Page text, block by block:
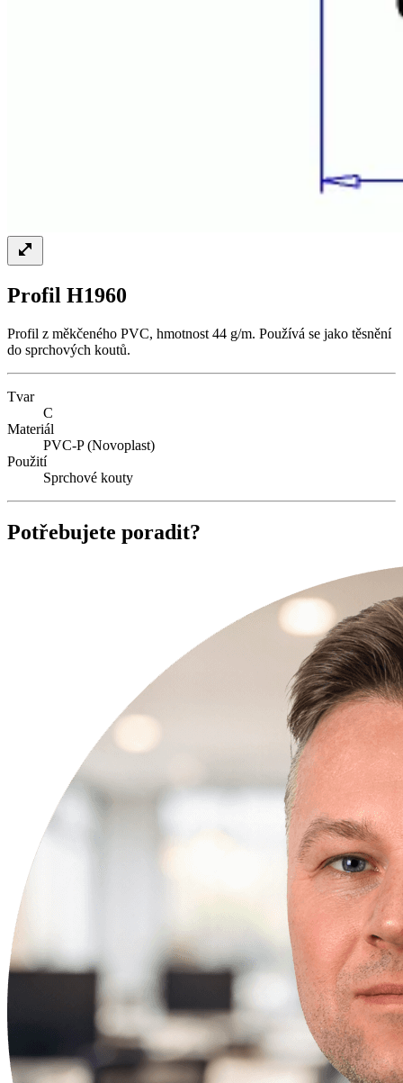
Profil H1960
Profil z měkčeného PVC, hmotnost 44 g/m. Používá se jako těsnění
do sprchových koutů.
Tvar
C
Materiál
PVC-P (Novoplast)
Použití
Sprchové kouty
Potřebujete poradit?